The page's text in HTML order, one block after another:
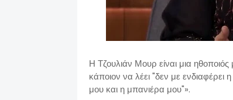
Η Τζουλιάν Μουρ είναι μια
κάποιον να λέει "δεν με ενδιαφέρει
μου και η μπανιέρα μου"».